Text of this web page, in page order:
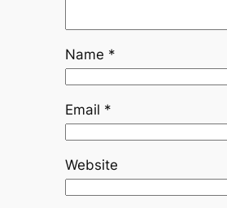
Name *
Email *
Website